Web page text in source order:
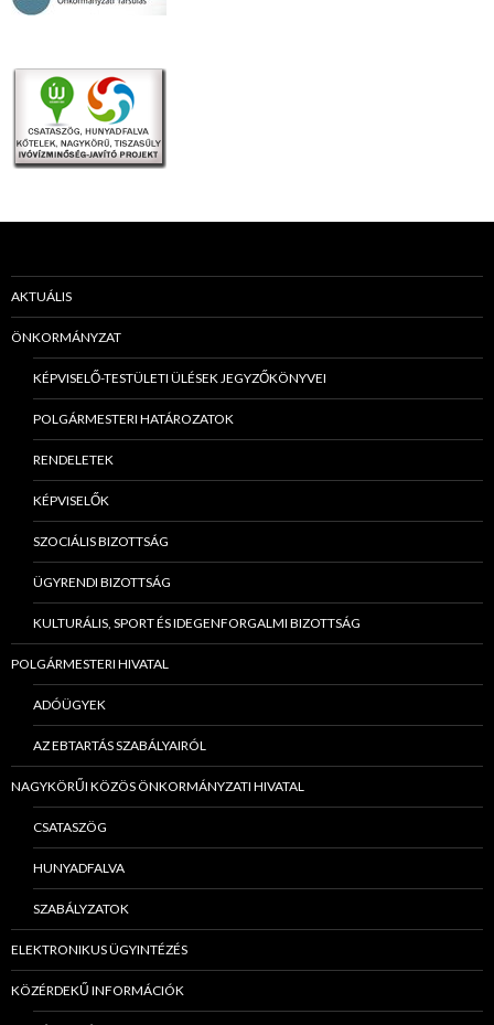
AKTUÁLIS
ÖNKORMÁNYZAT
KÉPVISELŐ-TESTÜLETI ÜLÉSEK JEGYZŐKÖNYVEI
POLGÁRMESTERI HATÁROZATOK
RENDELETEK
KÉPVISELŐK
SZOCIÁLIS BIZOTTSÁG
ÜGYRENDI BIZOTTSÁG
KULTURÁLIS, SPORT ÉS IDEGENFORGALMI BIZOTTSÁG
POLGÁRMESTERI HIVATAL
ADÓÜGYEK
AZ EBTARTÁS SZABÁLYAIRÓL
NAGYKÖRŰI KÖZÖS ÖNKORMÁNYZATI HIVATAL
CSATASZÖG
HUNYADFALVA
SZABÁLYZATOK
ELEKTRONIKUS ÜGYINTÉZÉS
KÖZÉRDEKŰ INFORMÁCIÓK